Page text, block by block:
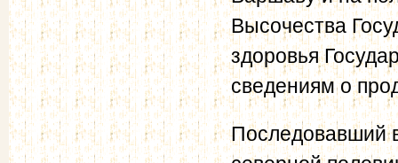
Высочества
здоровья
сведениям о
Последовавший